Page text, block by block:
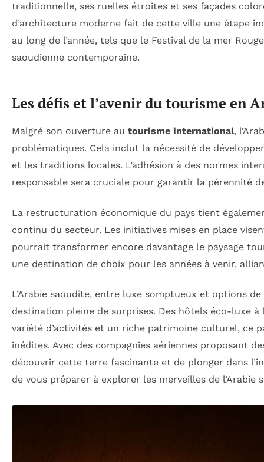
traditionnelle, ses ruelles étroites et ses façades
d’architecture moderne fait de cette ville une étape
au long de l’année, tels que le Festival de la mer
saoudienne contemporaine.
Les défis et l’avenir du tourisme en
Malgré son ouverture au tourisme international,
problématiques. Cela inclut la nécessité de
et les traditions locales. L’adhésion à des normes
responsable sera cruciale pour garantir la pérennité
La restructuration économique du pays tient
continu du secteur. Les initiatives mises en place
pourrait transformer encore davantage le paysage
une destination de choix pour les années à venir,
L’Arabie saoudite, entre luxe somptueux et options
destination pleine de surprises. Des hôtels éco-luxe
variété d’activités et un riche patrimoine culturel, ce
inédites. Avec des compagnies aériennes proposant
découvrir cette terre fascinante et de plonger dans
de vous préparer à explorer les merveilles de l’Arabie